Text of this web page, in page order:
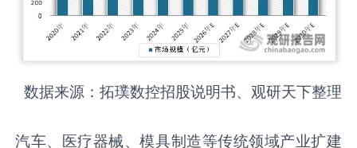
数据来源：拓璞数控招股说明书、观研天下整理
汽车、医疗器械、模具制造等传统领域产业扩建